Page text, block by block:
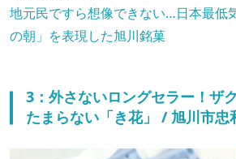
地元民ですら想像できない…日本最低
の朝」を表現した旭川銘菓
3：外さないロングセラー！ザ
たまらない「き花」 / 旭川市忠